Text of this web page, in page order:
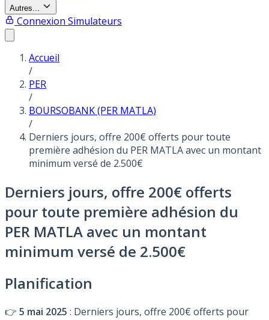
Autres...
Connexion Simulateurs
Accueil
/
PER
/
BOURSOBANK (PER MATLA)
/
Derniers jours, offre 200€ offerts pour toute
première adhésion du PER MATLA avec un montant
minimum versé de 2.500€
Derniers jours, offre 200€ offerts
pour toute première adhésion du
PER MATLA avec un montant
minimum versé de 2.500€
Planification
👉 5 mai 2025 : Derniers jours, offre 200€ offerts pour